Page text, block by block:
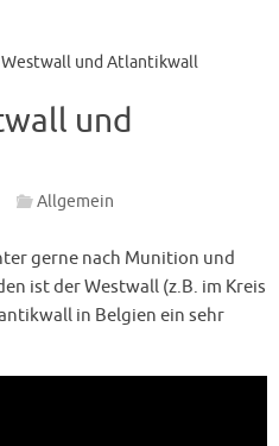
und Atlantikwall
und
Allgemein
gerne nach Munition und
ist der Westwall (z.B. im Kreis
in Belgien ein sehr